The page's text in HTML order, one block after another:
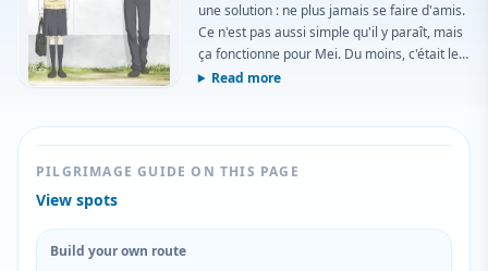
une solution : ne plus jamais se faire d'amis.
Ce n'est pas aussi simple qu'il y paraît, mais
ça fonctionne pour Mei. Du moins, c'était le
cas jusqu'à l'arrivée du beau et charmant
pourquoi a-t-il dû l'embrasser et tout gâcher
? Entre les battements du cœur et derrière
hante...
Read more
PILGRIMAGE GUIDE ON THIS PAGE
View spots
Build your own route